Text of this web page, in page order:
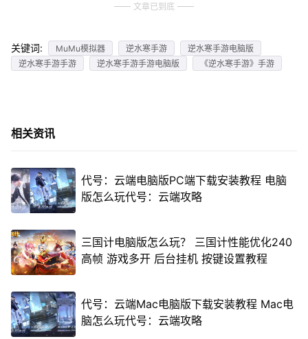
文章已到底
关键词: MuMu模拟器 逆水寒手游
逆水寒手游电脑版
逆水寒手游手游
逆水寒手游手游电脑版 《逆水寒手游》手游
相关资讯
代号：云端电脑版PC端下载安装教程 电脑
版怎么玩代号：云端攻略
三国计电脑版怎么玩？ 三国计性能优化240
高帧 游戏多开 后台挂机 按键设置教程
代号：云端Mac电脑版下载安装教程 Mac电
脑怎么玩代号：云端攻略